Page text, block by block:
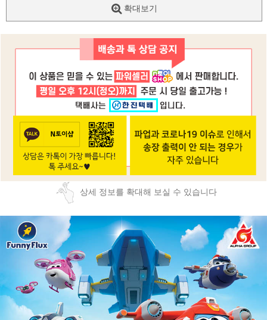
확대보기
상세 정보를 확대해 보실 수 있습니다